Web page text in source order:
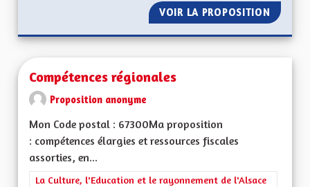
VOIR LA PROPOSITION
Compétences régionales
Proposition anonyme
Mon Code postal : 67300Ma proposition
: compétences élargies et ressources fiscales
assorties, en...
Filtrer les résultats de la catégorie : La Culture, l'Education et
La Culture, l'Education et le rayonnement de l'Alsace